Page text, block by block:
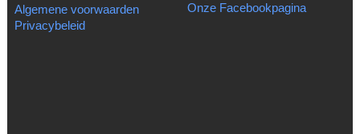
Algemene voorwaarden
Privacybeleid
Onze Facebookpagina